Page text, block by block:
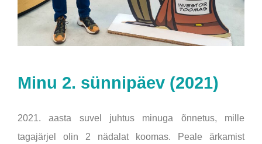
Minu 2. sünnipäev (2021)
2021. aasta suvel juhtus minuga õnnetus, mille
tagajärjel olin 2 nädalat koomas. Peale ärkamist